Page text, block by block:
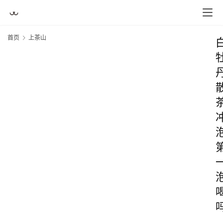
首页 上茶山